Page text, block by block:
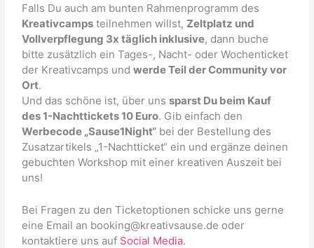
Falls Du auch am bunten Rahmenprogramm des
Kreativcamps teilnehmen willst, Zeltplatz und
Vollverpflegung 3x täglich inklusive, dann buche
bitte zusätzlich ein Tages-, Nacht- oder Wochenticket
der Kreativcamps undwerde Teil der Community vor
Ort.
Und das schöne ist, über unssparst Du beim Kauf
des 1-Nachttickets 10 Euro. Gib einfach den
Werbecode „Sause1Night“ bei der Bestellung des
Zusatzartikels „1-Nachtticket“ ein und ergänze deinen
gebuchten Workshop mit einer kreativen Auszeit bei
uns!
Bei Fragen zu den Ticketoptionen schicke uns gerne
eine Email an booking@kreativsause.de oder
kontaktiere uns auf Social Media.